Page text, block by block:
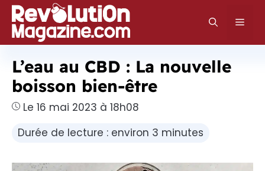
Aller
au
contenu
L’eau au CBD : La nouvelle
boisson bien-être
Le 16 mai 2023 à 18h08
Durée de lecture : environ 3 minutes